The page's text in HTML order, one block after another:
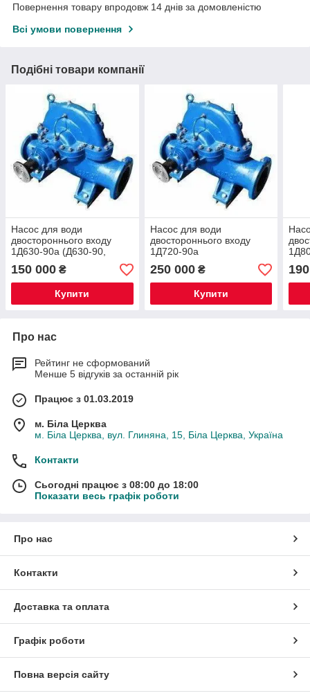
Повернення товару впродовж 14 днів за домовленістю
Всі умови повернення
Подібні товари компанії
Насос для води
двостороннього входу
1Д630-90а (Д630-90,
8НДВ)
150 000 ₴
Купити
Насос для води
двостороннього входу
1Д720-90а
250 000₴
Купити
Про нас
Рейтинг не сформований
Менше 5 відгуків за останній рік
Працює з 01.03.2019
м. Біла Церква
м. Біла Церква, вул. Глиняна, 15, Біла Церква, Україна
Контакти
Сьогодні працює з 08:00 до 18:00
Показати весь графік роботи
Про нас
Контакти
Доставка та оплата
Графік роботи
Повна версія сайту